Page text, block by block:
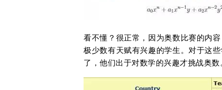
看不懂？很正常，因为奥数比赛的内
极少数有天赋有兴趣的学生。对于这
了，他们出于对数学的兴趣才挑战奥数